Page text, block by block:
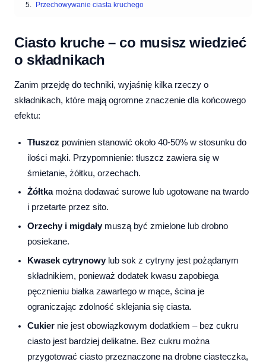
Przechowywanie ciasta kruchego
Ciasto kruche – co musisz wiedzieć
o składnikach
Zanim przejdę do techniki, wyjaśnię kilka rzeczy o
składnikach, które mają ogromne znaczenie dla końcowego
efektu:
Tłuszcz powinien stanowić około 40-50% w stosunku do
ilości mąki. Przypomnienie: tłuszcz zawiera się w
śmietanie, żółtku, orzechach.
Żółtkamożna dodawać surowe lub ugotowane na twardo
i przetarte przez sito.
Orzechy i migdały muszą być zmielone lub drobno
posiekane.
Kwasek cytrynowy lub sok z cytryny jest pożądanym
składnikiem, ponieważ dodatek kwasu zapobiega
pęcznieniu białka zawartego w mące, ścina je
ograniczając zdolność sklejania się ciasta.
Cukier nie jest obowiązkowym dodatkiem – bez cukru
ciasto jest bardziej delikatne. Bez cukru można
przygotować ciasto przeznaczone na drobne ciasteczka,